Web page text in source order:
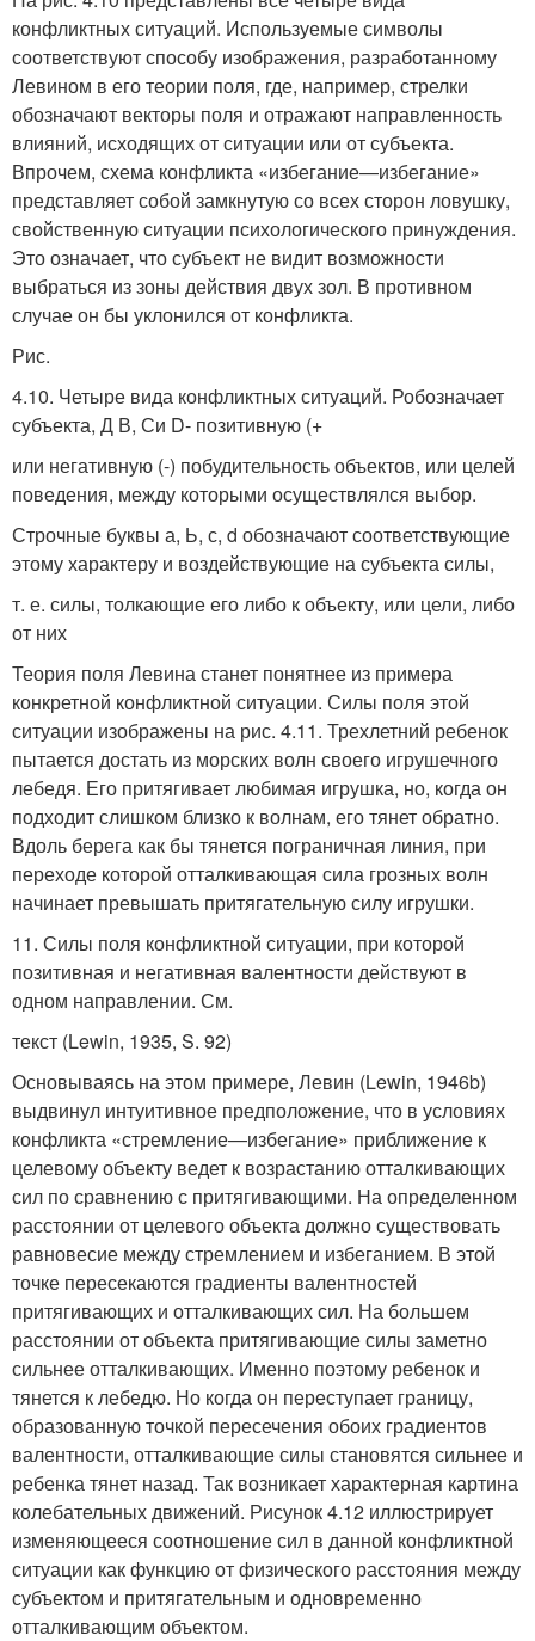
конфликтных ситуаций. Используемые символы
соответствуют способу изображения, разработанному
Левином в его теории поля, где, например, стрелки
обозначают векторы поля и отражают направленность
влияний, исходящих от ситуации или от субъекта.
Впрочем, схема конфликта «избегание—избегание»
представляет собой замкнутую со всех сторон ловушку,
свойственную ситуации психологического принуждения.
Это означает, что субъект не видит возможности
выбраться из зоны действия двух зол. В противном
случае он бы уклонился от конфликта.
Рис.
4.10. Четыре вида конфликтных ситуаций. Робозначает
субъекта, Д В, Си D- позитивную (+
или негативную (-) побудительность объектов, или целей
поведения, между которыми осуществлялся выбор.
Строчные буквы а, Ь, с, d обозначают соответствующие
этому характеру и воздействующие на субъекта силы,
т. е. силы, толкающие его либо к объекту, или цели, либо
от них
Теория поля Левина станет понятнее из примера
конкретной конфликтной ситуации. Силы поля этой
ситуации изображены на рис. 4.11. Трехлетний ребенок
пытается достать из морских волн своего игрушечного
лебедя. Его притягивает любимая игрушка, но, когда он
подходит слишком близко к волнам, его тянет обратно.
Вдоль берега как бы тянется пограничная линия, при
переходе которой отталкивающая сила грозных волн
начинает превышать притягательную силу игрушки.
11. Силы поля конфликтной ситуации, при которой
позитивная и негативная валентности действуют в
одном направлении. См.
текст (Lewin, 1935, S. 92)
Основываясь на этом примере, Левин (Lewin, 1946b)
выдвинул интуитивное предположение, что в условиях
конфликта «стремление—избегание» приближение к
целевому объекту ведет к возрастанию отталкивающих
сил по сравнению с притягивающими. На определенном
расстоянии от целевого объекта должно существовать
равновесие между стремлением и избеганием. В этой
точке пересекаются градиенты валентностей
притягивающих и отталкивающих сил. На большем
расстоянии от объекта притягивающие силы заметно
сильнее отталкивающих. Именно поэтому ребенок и
тянется к лебедю. Но когда он переступает границу,
образованную точкой пересечения обоих градиентов
валентности, отталкивающие силы становятся сильнее и
ребенка тянет назад. Так возникает характерная картина
колебательных движений. Рисунок 4.12 иллюстрирует
изменяющееся соотношение сил в данной конфликтной
ситуации как функцию от физического расстояния между
субъектом и притягательным и одновременно
отталкивающим объектом.